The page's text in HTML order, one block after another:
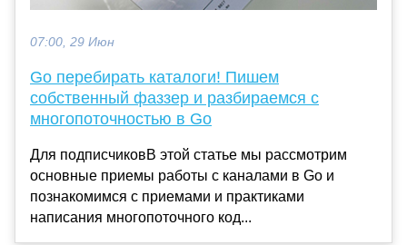
07:00, 29 Июн
Go перебирать каталоги! Пишем
собственный фаззер и разбираемся с
многопоточностью в Go
Для подписчиковВ этой статье мы рассмотрим
основные приемы работы с каналами в Go и
познакомимся с приемами и практиками
написания многопоточного код...